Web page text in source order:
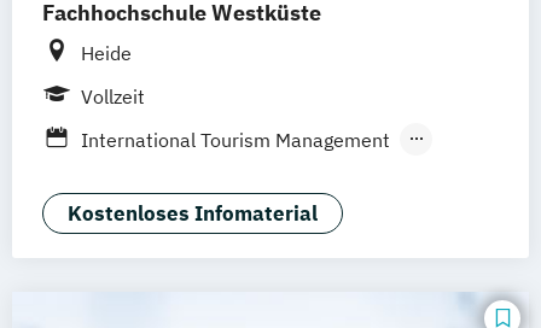
Fachhochschule Westküste
Heide
Vollzeit
International Tourism Management
Kostenloses Infomaterial